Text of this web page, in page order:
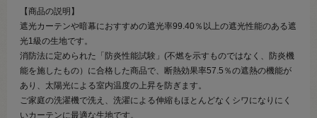
【商品の説明】
遮光カーテンや暗幕におすすめの遮光率99.40％以上の遮光性能のある遮
光1級の生地です。
消防法に定められた「防炎性能試験」(不燃を示すものではなく、防炎機
能を施したもの）に合格した商品で、断熱効果率57.5％の遮熱の機能が
あり、太陽光による室内温度の上昇を防ぎます。
ご家庭の洗濯機で洗え、洗濯による伸縮もほとんどなくシワになりにく
いカーテンに最適な生地です。